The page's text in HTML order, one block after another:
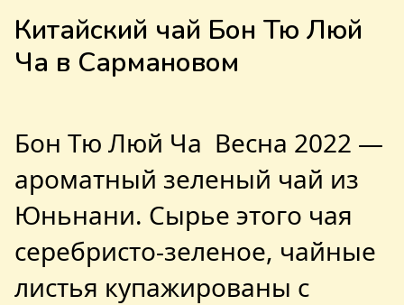
Китайский чай Бон Тю Люй
Ча в Сармановом
Бон Тю Люй Ча Весна 2022 —
ароматный зеленый чай из
Юньнани. Сырье этого чая
серебристо-зеленое, чайные
листья купажированы с